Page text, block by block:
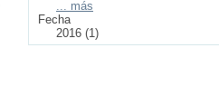
... más
Fecha
2016 (1)